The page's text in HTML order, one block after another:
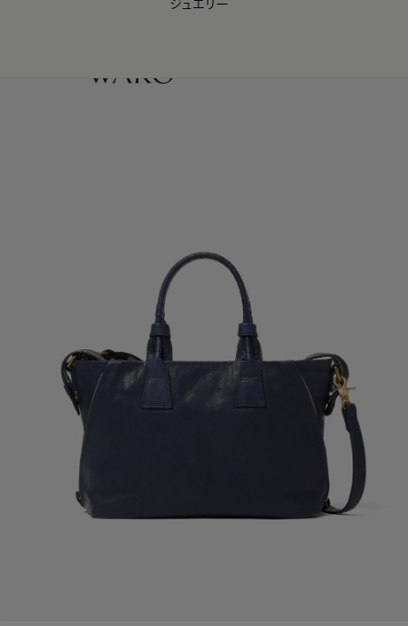
WAKO Membership Program連携はこちら
ジュエリー